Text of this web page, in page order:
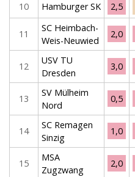
10 Hamburger SK 2,5
11
SC Heimbach-
Weis-Neuwied
2,0
12
USV TU
Dresden
3,0
13
SV Mülheim
Nord
0,5
14
SC Remagen
Sinzig
1,0
15
MSA
Zugzwang
2,0